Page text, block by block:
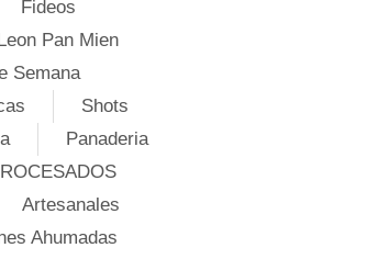
Fideos
Pan Mien
Semana
Shots
Panaderia
Artesanales
Ahumadas